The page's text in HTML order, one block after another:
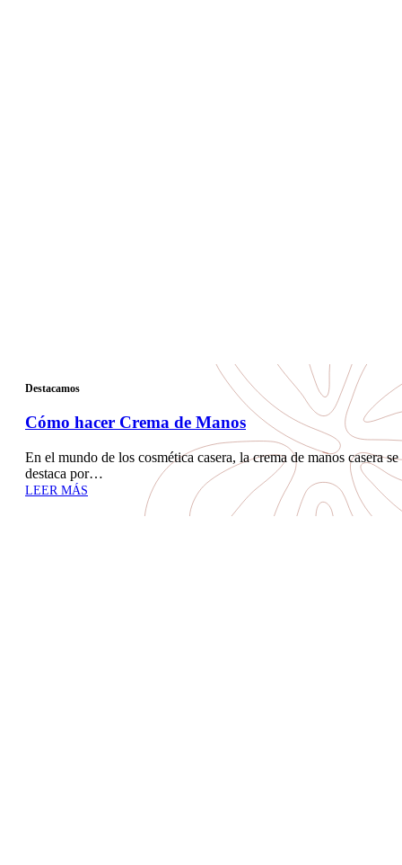
Destacamos
Cómo hacer Crema de Manos
En el mundo de los cosmética casera, la crema de manos casera se
destaca por…
LEER MÁS